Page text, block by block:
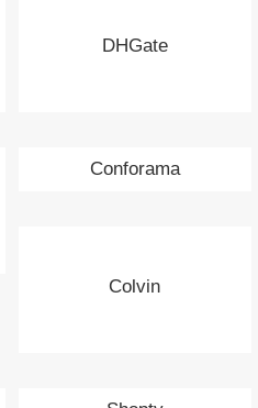
DHGate
Conforama
Colvin